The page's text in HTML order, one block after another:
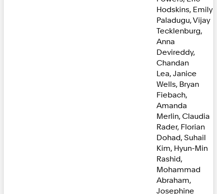
Hodskins, Emily
Paladugu, Vijay
Tecklenburg,
Anna
Devireddy,
Chandan
Lea, Janice
Wells, Bryan
Fiebach,
Amanda
Merlin, Claudia
Rader, Florian
Dohad, Suhail
Kim, Hyun-Min
Rashid,
Mohammad
Abraham,
Josephine